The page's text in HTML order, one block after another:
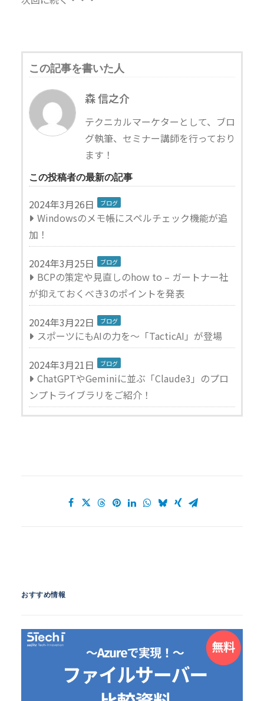
この記事を書いた人
森 信之介
テクニカルマーケターとして、ブロ
グ執筆、セミナー講師を行っており
ます！
この投稿者の最新の記事
2024年3月26日 ブログ
Windowsのメモ帳にスペルチェック機能が追
加！
2024年3月25日 ブログ
BCPの策定や見直しのhow to – ガートナー社
が抑えておくべき3のポイントを発表
2024年3月22日 ブログ
スポーツにもAIの力を～「TacticAI」が登場
2024年3月21日 ブログ
ChatGPTやGeminiに並ぶ「Claude3」のプロ
ンプトライブラリをご紹介！
おすすめ情報